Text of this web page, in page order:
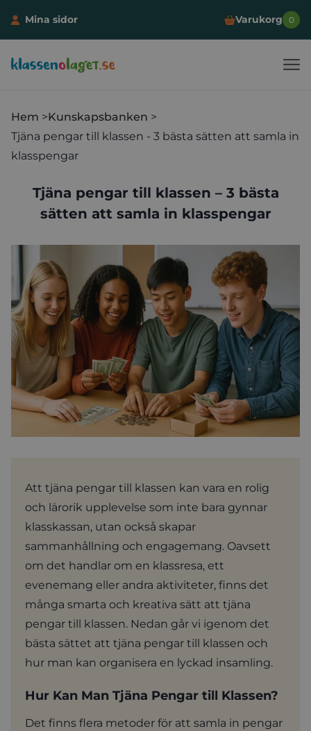
Mina sidor Varukorg 0
Klassen och laget
Hem
Kunskapsbanken
Tjäna pengar till klassen - 3 bästa sätten att samla in
klasspengar
Tjäna pengar till klassen – 3 bästa
sätten att samla in klasspengar
Att tjäna pengar till klassen kan vara en rolig
och lärorik upplevelse som inte bara gynnar
klasskassan, utan också skapar
sammanhållning och engagemang. Oavsett
om det handlar om en klassresa, ett
evenemang eller andra aktiviteter, finns det
många smarta och kreativa sätt att tjäna
pengar till klassen. Nedan går vi igenom det
bästa sättet att tjäna pengar till klassen och
hur man kan organisera en lyckad insamling.
Hur Kan Man Tjäna Pengar till Klassen?
Det finns flera metoder för att samla in pengar